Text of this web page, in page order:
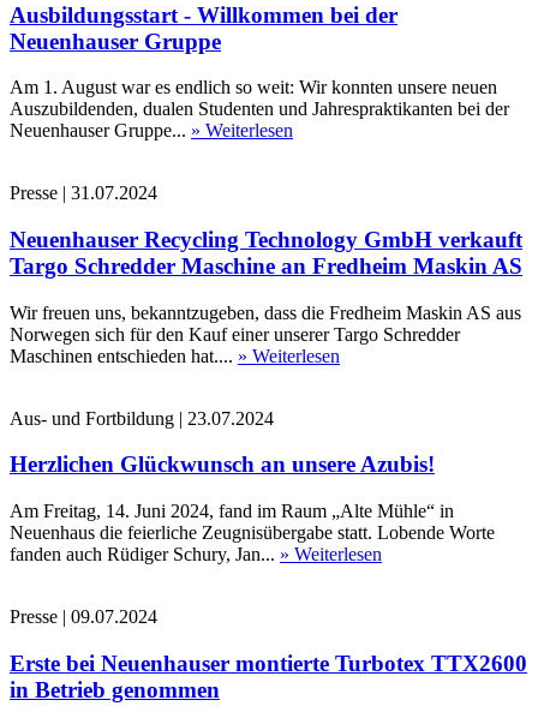
Ausbildungsstart - Willkommen bei der
Neuenhauser Gruppe
Am 1. August war es endlich so weit: Wir konnten unsere neuen
Auszubildenden, dualen Studenten und Jahrespraktikanten bei der
Neuenhauser Gruppe... » Weiterlesen
Presse | 31.07.2024
Neuenhauser Recycling Technology GmbH verkauft
Targo Schredder Maschine an Fredheim Maskin AS
Wir freuen uns, bekanntzugeben, dass die Fredheim Maskin AS aus
Norwegen sich für den Kauf einer unserer Targo Schredder
Maschinen entschieden hat.... » Weiterlesen
Aus- und Fortbildung | 23.07.2024
Herzlichen Glückwunsch an unsere Azubis!
Am Freitag, 14. Juni 2024, fand im Raum „Alte Mühle“ in
Neuenhaus die feierliche Zeugnisübergabe statt. Lobende Worte
fanden auch Rüdiger Schury, Jan... » Weiterlesen
Presse | 09.07.2024
Erste bei Neuenhauser montierte Turbotex TTX2600
in Betrieb genommen